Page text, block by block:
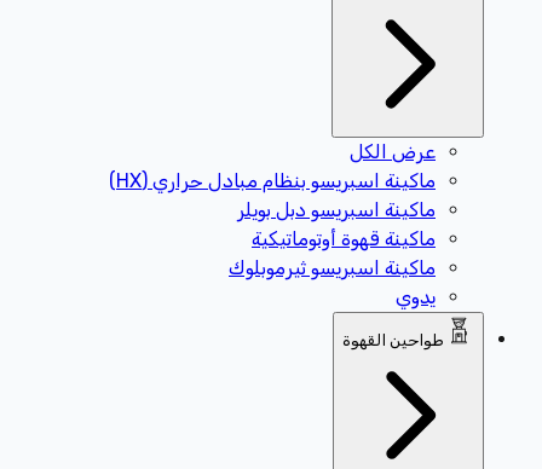
عرض الكل
ماكينة اسبريسو بنظام مبادل حراري (HX)
ماكينة اسبريسو دبل بويلر
ماكينة قهوة أوتوماتيكية
ماكينة اسبريسو ثيرموبلوك
يدوي
طواحين القهوة